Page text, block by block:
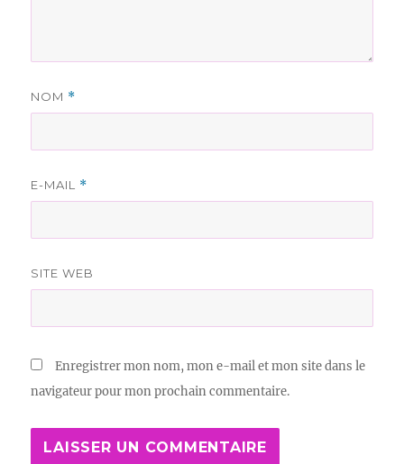
NOM *
E-MAIL *
SITE WEB
Enregistrer mon nom, mon e-mail et mon site dans le
navigateur pour mon prochain commentaire.